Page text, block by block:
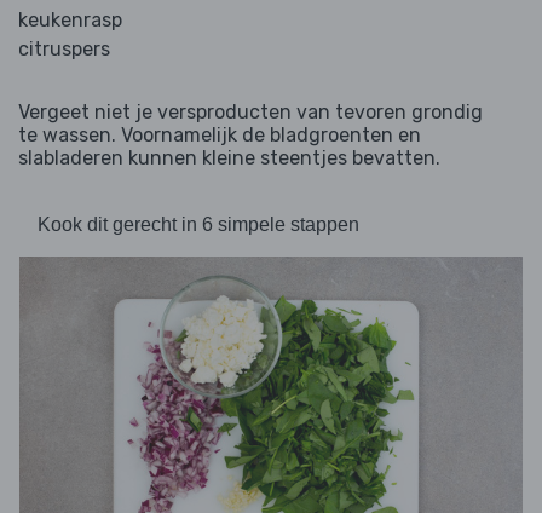
keukenrasp
citruspers
Vergeet niet je versproducten van tevoren grondig
te wassen. Voornamelijk de bladgroenten en
slabladeren kunnen kleine steentjes bevatten.
Kook dit gerecht in 6 simpele stappen